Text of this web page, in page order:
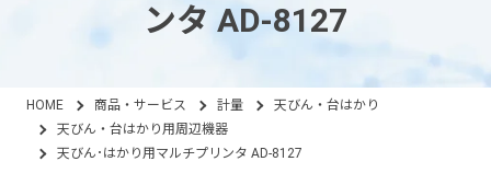
ンタ AD-8127
HOME 商品・サービス 計量
天びん・台はかり
天びん・台はかり用周辺機器
天びん･はかり用マルチプリンタ AD-8127